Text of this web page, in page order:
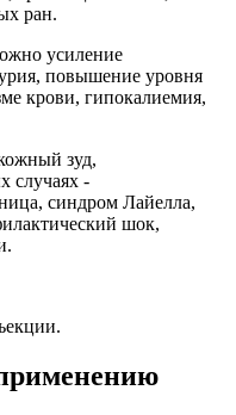
ран.
усиление
повышение уровня
крови, гипокалиемия,
зуд,
случаях -
синдром Лайелла,
шок,